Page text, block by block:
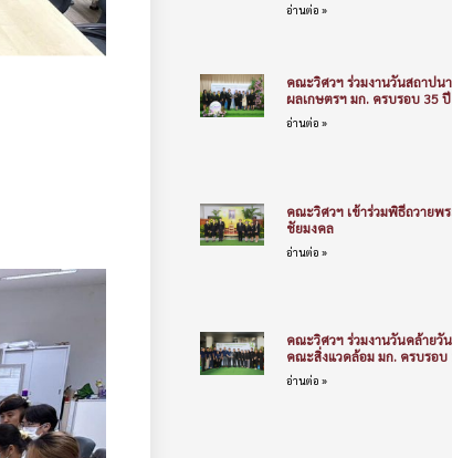
อ่านต่อ »
คณะวิศวฯ ร่วมงานวันสถาปน
ผลเกษตรฯ มก. ครบรอบ 35 ปี
อ่านต่อ »
คณะวิศวฯ เข้าร่วมพิธีถวายพ
ชัยมงคล
อ่านต่อ »
คณะวิศวฯ ร่วมงานวันคล้ายวั
คณะสิ่งแวดล้อม มก. ครบรอบ
อ่านต่อ »